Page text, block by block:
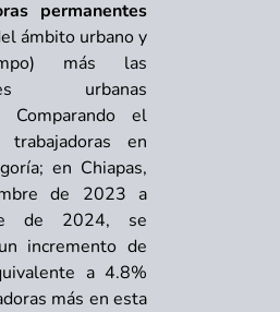
permanentes
ámbito urbano y
más las
urbanas
Comparando el
en
en Chiapas,
de 2023 a
de 2024, se
incremento de
a 4.8%
más en esta